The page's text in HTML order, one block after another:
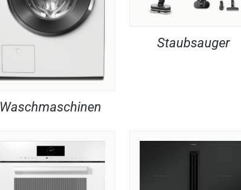
Waschmaschinen
Staubsauger